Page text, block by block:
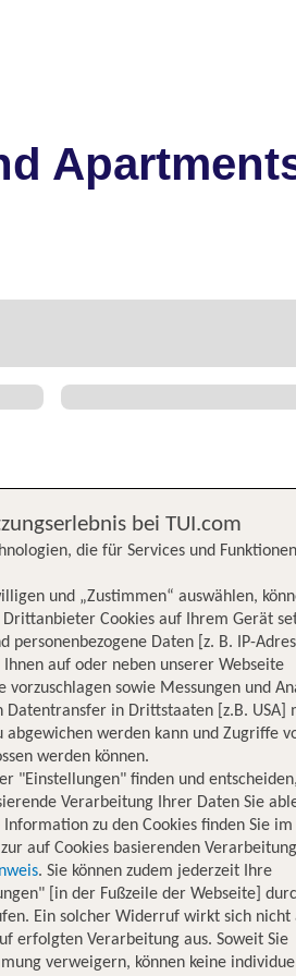
Lage Bewertungen
bei TUI.com
die für Services und
und „Zustimmen“ auswählen,
Cookies auf Ihrem Gerät
personenbezogene Daten [z. B. IP-
auf oder neben unserer Webseite
sowie Messungen und
Datentransfer in Drittstaaten [z.B. USA]
abgewichen werden kann und Zugriffe
werden können.
"Einstellungen" finden und
Verarbeitung Ihrer Daten Sie
zu den Cookies finden Sie im
auf Cookies basierenden
. Sie können zudem jederzeit Ihre
[in der Fußzeile der Webseite]
Ein solcher Widerruf wirkt sich nicht
erfolgten Verarbeitung aus. Soweit Sie
verweigern, können keine